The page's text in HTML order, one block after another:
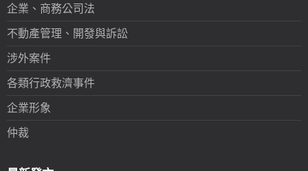
企業、商務公司法
不動產管理、開發與訴訟
涉外案件
各類行政救濟事件
企業形象
仲裁